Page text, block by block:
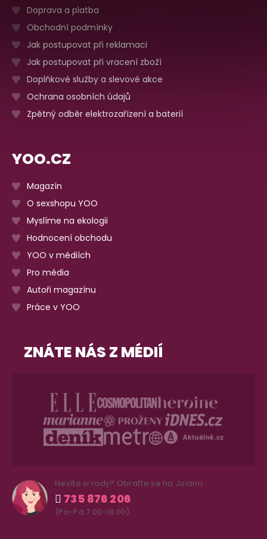
Doprava a platba
Obchodní podmínky
Jak postupovat při reklamaci
Jak postupovat při vracení zboží
Doplňkové služby a slevové akce
Ochrana osobních údajů
Zpětný odběr elektrozařízení a baterií
YOO.CZ
Magazín
O sexshopu YOO
Myslíme na ekologii
Hodnocení obchodu
YOO v médiích
Pro média
Autoři magazínu
Práce v YOO
ZNÁTE NÁS Z MÉDIÍ
Nevíte si rady? Obraťte se na Jolanu
735 876 206
(Po-Pá 7.00-18.00)